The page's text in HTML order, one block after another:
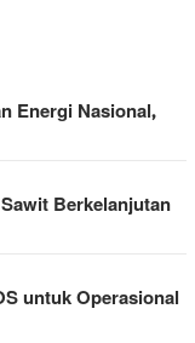
Energi Nasional,
Berkelanjutan
untuk Operasional